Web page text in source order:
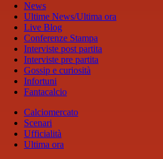
News
Ultime News/Ultima ora
Live Blog
Conferenze Stampa
Interviste post partita
Interviste pre partita
Gossip e curiosità
Infortuni
Fantacalcio
Calciomercato
Scenari
Ufficialità
Ultima ora